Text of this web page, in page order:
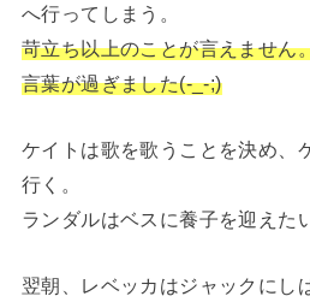
へ行ってしまう。
苛立ち以上のことが言えません
言葉が過ぎました(-_-;)
ケイトは歌を歌うことを決め、
行く。
ランダルはベスに養子を迎えた
翌朝、レベッカはジャックにし